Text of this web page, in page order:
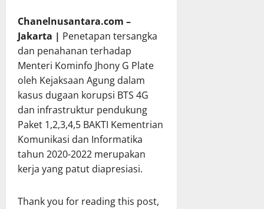
Chanelnusantara.com –
Jakarta | Penetapan tersangka
dan penahanan terhadap
Menteri Kominfo Jhony G Plate
oleh Kejaksaan Agung dalam
kasus dugaan korupsi BTS 4G
dan infrastruktur pendukung
Paket 1,2,3,4,5 BAKTI Kementrian
Komunikasi dan Informatika
tahun 2020-2022 merupakan
kerja yang patut diapresiasi.
Thank you for reading this post,